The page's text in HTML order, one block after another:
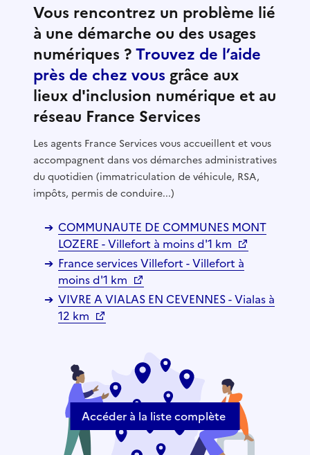
Vous rencontrez un problème lié
à une démarche ou des usages
numériques ?Trouvez de l’aide
près de chez vous grâce aux
lieux d'inclusion numérique et au
réseau France Services
Les agents France Services vous accueillent et vous
accompagnent dans vos démarches administratives
du quotidien (immatriculation de véhicule, RSA,
impôts, permis de conduire...)
COMMUNAUTE DE COMMUNES MONT
LOZERE - Villefort à moins d'1 km
France services Villefort - Villefort à
moins d'1 km
VIVRE A VIALAS EN CEVENNES - Vialas à
12 km
Accéder à la liste complète